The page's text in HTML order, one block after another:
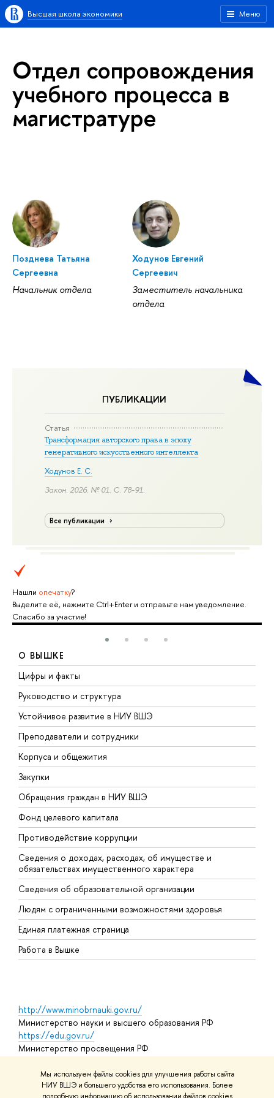
Мы используем файлы cookies для улучшения работы сайта
НИУ ВШЭ и большего удобства его использования. Более
Меню
Высшая школа экономики
Отдел сопровождения
учебного процесса в
магистратуре
ПУБЛИКАЦИИ
Статья
Трансформация авторского права в эпоху
генеративного искусственного интеллекта
Ходунов Е. С.
Закон. 2026. № 01. С. 78-91.
Все публикации
Нашли опечатку?
Выделите её, нажмите Ctrl+Enter и отправьте нам уведомление.
Спасибо за участие!
Позднева Татьяна
Сергеевна
Начальник отдела
Ходунов Евгений
Сергеевич
Заместитель начальника
отдела
О ВЫШКЕ
Цифры и факты
Руководство и структура
Устойчивое развитие в НИУ ВШЭ
Преподаватели и сотрудники
Корпуса и общежития
Закупки
Обращения граждан в НИУ ВШЭ
Фонд целевого капитала
Противодействие коррупции
Сведения о доходах, расходах, об имуществе и
обязательствах имущественного характера
Сведения об образовательной организации
Людям с ограниченными возможностями здоровья
Единая платежная страница
Работа в Вышке
http://www.minobrnauki.gov.ru/
Министерство науки и высшего образования РФ
https://edu.gov.ru/
Министерство просвещения РФ
Массовые открытые онлайн-курсы